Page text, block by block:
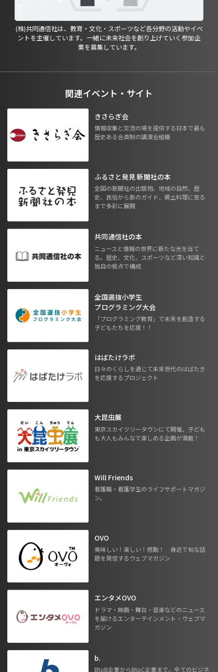
(株)共同通信社は、教育・文化・スポーツなど各分野の活動やイベ
ントを主催しています。一緒に未来社会を創り上げていく参加企
業を募集しています。
関連イベント・サイト
きさらぎ会
情報収集と交流の場を提供する日本で最も
歴史ある会員制の講演会組織
ふるさと発見 新聞社の本
全国の新聞社の出版物。地域の自然、歴
史、民俗から旅のガイド、郷土料理に至る
まで多彩に展開
共同通信社の本
ニュースと情報の世界に新たな光を当て
る。歴史、文化、スポーツなど深い知識と
独自の視点で構成
全国選抜小学生
プログラミング大会
「プログラミング教育」で未来を創造する
子どもたちを応援！！
はばたけラボ
日々のくらしを通じて未来世代のはばたき
を応援するプロジェクト
大昆虫展
東京スカイツリータウンにて開催。子ども
も大人もみんなで楽しめる企画が満載！
Will Friends
看護職・看護学生のライフサポートマガジ
ン。
OVO
美味しい！楽しい！感動！ 身近で旬な話
題を発信するウェブマガジン
エンタメOVO
ドラマ・映画・舞台・音楽などのニュース
を届けるエンターテインメント・ウェブマ
ガジン
b.
BtoB企業からBtoC企業まで。全てのビジネ